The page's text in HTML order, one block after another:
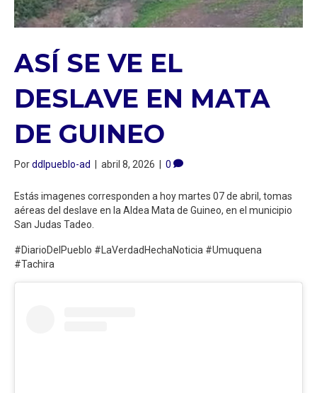
ASÍ SE VE EL
DESLAVE EN MATA
DE GUINEO
Porddlpueblo-ad abril 8, 2026 0
Estás imagenes corresponden a hoy martes 07 de abril, tomas
aéreas del deslave en la Aldea Mata de Guineo, en el municipio
San Judas Tadeo.
#DiarioDelPueblo #LaVerdadHechaNoticia #Umuquena
#Tachira